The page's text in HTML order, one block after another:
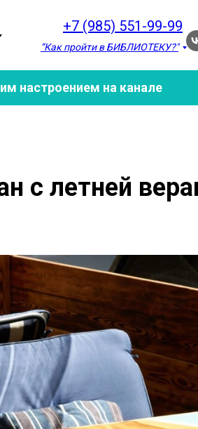
+7 (985) 551-99-99
“Как пройти в БИБЛИОТЕКУ?"
настроением на канале
с летней